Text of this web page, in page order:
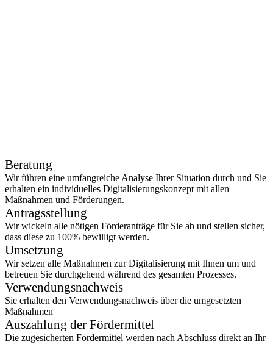
Beratung
Wir führen eine umfangreiche Analyse Ihrer Situation durch und Sie
erhalten ein individuelles Digitalisierungskonzept mit allen
Maßnahmen und Förderungen.
Antragsstellung
Wir wickeln alle nötigen Förderanträge für Sie ab und stellen sicher,
dass diese zu 100% bewilligt werden.
Umsetzung
Wir setzen alle Maßnahmen zur Digitalisierung mit Ihnen um und
betreuen Sie durchgehend während des gesamten Prozesses.
Verwendungsnachweis
Sie erhalten den Verwendungsnachweis über die umgesetzten
Maßnahmen
Auszahlung der Fördermittel
Die zugesicherten Fördermittel werden nach Abschluss direkt an Ihr